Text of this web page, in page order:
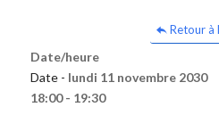
Retour à
Date/heure
Date - lundi 11 novembre 2030
18:00 - 19:30